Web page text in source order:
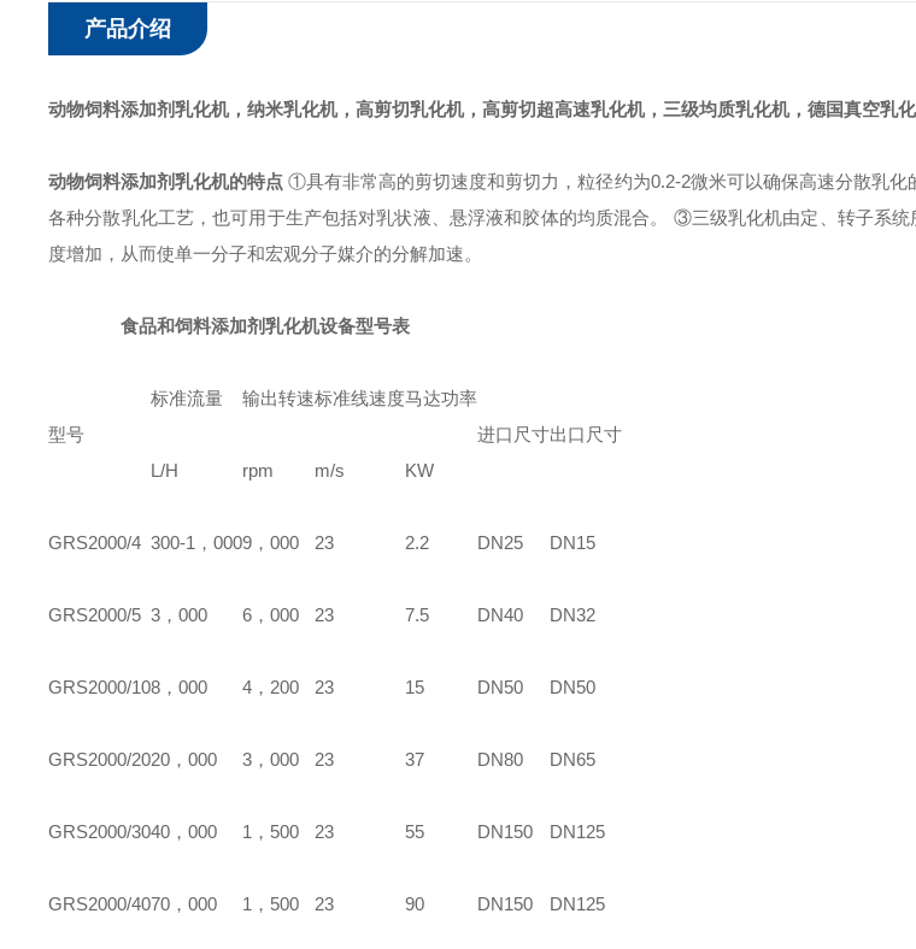
产品介绍
动物饲料添加剂乳化机，纳米乳化机，高剪切乳化机，高剪切超高速乳化机，三级均质乳化机，德国真空乳
动物饲料添加剂乳化机的特点 ①具有非常高的剪切速度和剪切力，粒径约为0.2-2微米可以确保高速分散乳化
各种分散乳化工艺，也可用于生产包括对乳状液、悬浮液和胶体的均质混合。
③三级乳化机由定、转子系统
度增加，从而使单一分子和宏观分子媒介的分解加速。
食品和饲料添加剂乳化机设备型号表
型号
标准流量
L/H
输出转速
rpm
标准线速度
m/s
马达功率
KW
进口尺寸出口尺寸
GRS2000/4 300-1，0009，000 23 2.2 DN25 DN15
GRS2000/5 3，000 6，000 23 7.5 DN40 DN32
GRS2000/108，000 4，200 23 15 DN50 DN50
GRS2000/2020，000 3，000 23 37 DN80 DN65
GRS2000/3040，000 1，500 23 55 DN150 DN125
GRS2000/4070，000 1，500 23 90 DN150 DN125